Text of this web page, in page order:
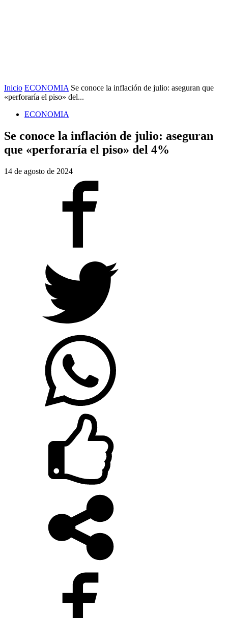
Inicio ECONOMIA Se conoce la inflación de julio: aseguran que
«perforaría el piso» del...
ECONOMIA
Se conoce la inflación de julio: aseguran
que «perforaría el piso» del 4%
14 de agosto de 2024